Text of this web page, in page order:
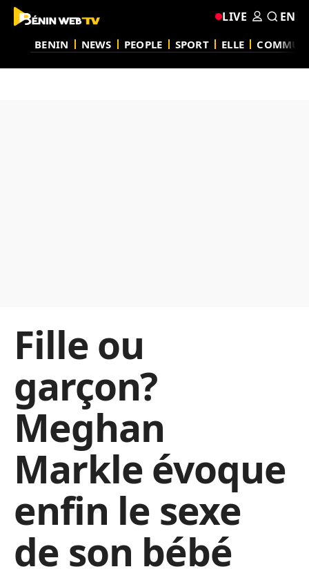
BENIN NEWS PEOPLE SPORT ELLE
LIVE EN
Fille ou
garçon?
Meghan
Markle évoque
enfin le sexe
de son bébé